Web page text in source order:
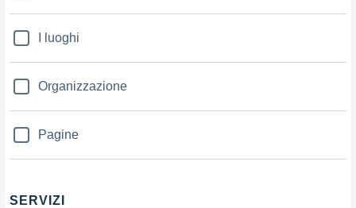
I luoghi
Organizzazione
Pagine
SERVIZI